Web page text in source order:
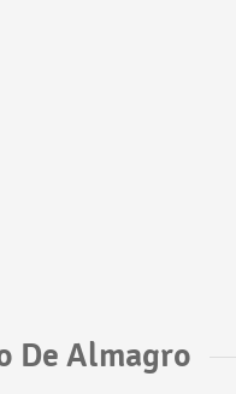
De Almagro